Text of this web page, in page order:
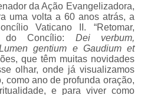
da Ação Evangelizadora,
uma volta a 60 anos atrás, a
Vaticano II. “Retomar,
do Concílio: Dei verbum,
gentium e Gaudium et
que têm muitas novidades
olhar, onde já visualizamos
como ano de profunda oração,
e para viver como